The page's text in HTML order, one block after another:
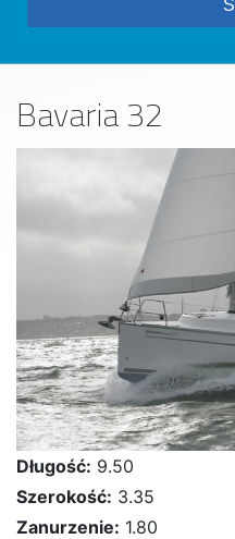
Bavaria 32
Długość: 9.50
Szerokość: 3.35
Zanurzenie: 1.80